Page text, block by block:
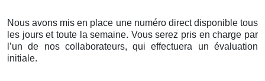
Nous avons mis en place une numéro direct disponible tous
les jours et toute la semaine. Vous serez pris en charge par
l’un de nos collaborateurs, qui effectuera un évaluation
initiale.